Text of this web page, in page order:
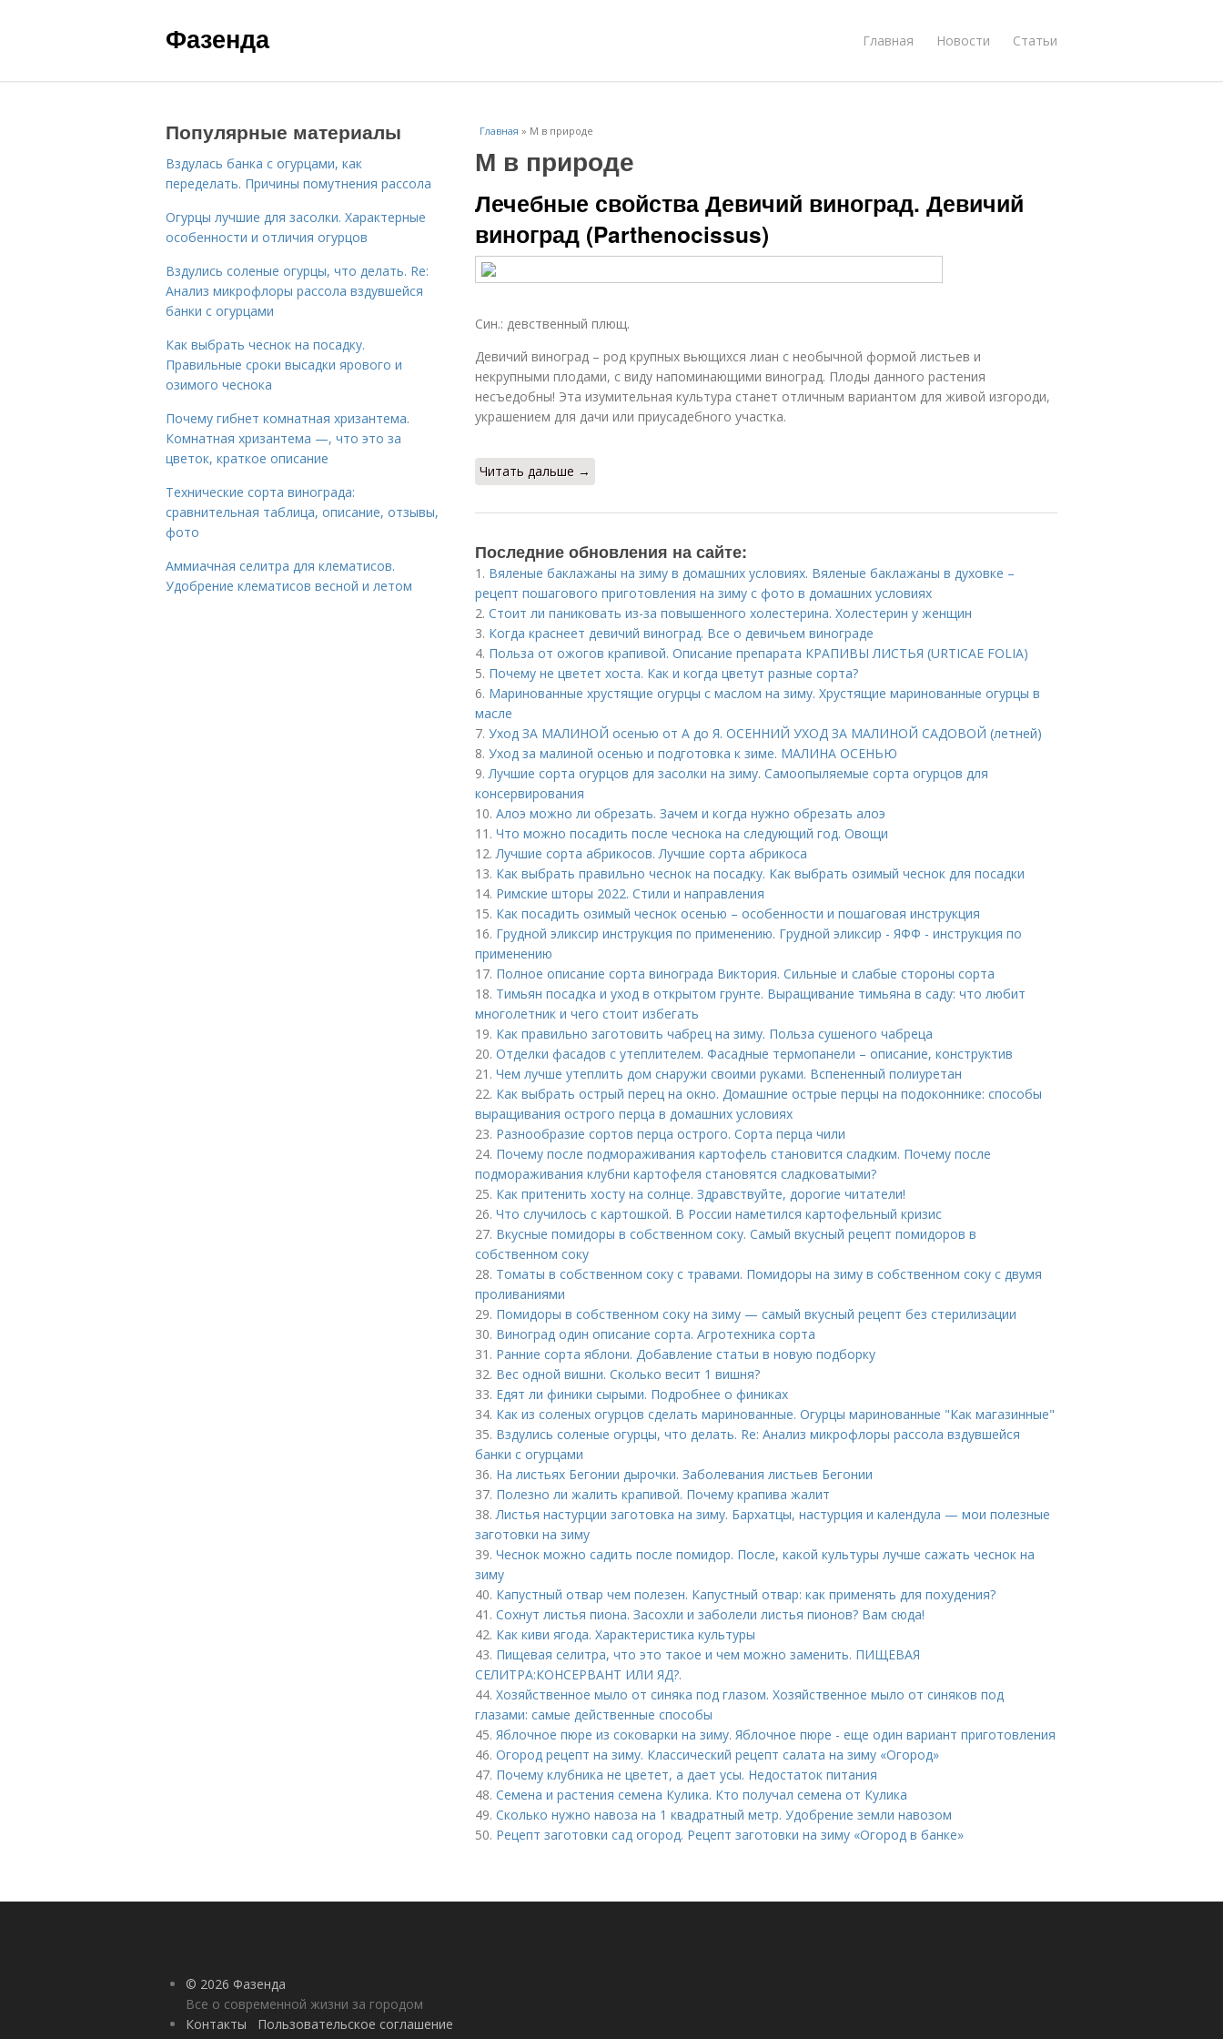
Фазенда Главная Новости Статьи
Главная » М в природе
М в природе
Лечебные свойства Девичий виноград. Девичий
виноград (Parthenocissus)
Син.: девственный плющ.
Девичий виноград – род крупных вьющихся лиан с необычной формой листьев и
некрупными плодами, с виду напоминающими виноград. Плоды данного растения
несъедобны! Эта изумительная культура станет отличным вариантом для живой изгороди,
украшением для дачи или приусадебного участка.
Читать дальше →
Последние обновления на сайте:
1. Вяленые баклажаны на зиму в домашних условиях. Вяленые баклажаны в духовке –
рецепт пошагового приготовления на зиму с фото в домашних условиях
2. Стоит ли паниковать из-за повышенного холестерина. Холестерин у женщин
3. Когда краснеет девичий виноград. Все о девичьем винограде
4. Польза от ожогов крапивой. Описание препарата КРАПИВЫ ЛИСТЬЯ (URTICAE FOLIA)
5. Почему не цветет хоста. Как и когда цветут разные сорта?
6. Маринованные хрустящие огурцы с маслом на зиму. Хрустящие маринованные огурцы в
масле
7. Уход ЗА МАЛИНОЙ осенью от А до Я. ОСЕННИЙ УХОД ЗА МАЛИНОЙ САДОВОЙ (летней)
8. Уход за малиной осенью и подготовка к зиме. МАЛИНА ОСЕНЬЮ
9.Лучшие сорта огурцов для засолки на зиму. Самоопыляемые сорта огурцов для
консервирования
10. Алоэ можно ли обрезать. Зачем и когда нужно обрезать алоэ
11. Что можно посадить после чеснока на следующий год. Овощи
12.Лучшие сорта абрикосов. Лучшие сорта абрикоса
13. Как выбрать правильно чеснок на посадку. Как выбрать озимый чеснок для посадки
14. Римские шторы 2022. Стили и направления
15. Как посадить озимый чеснок осенью – особенности и пошаговая инструкция
16. Грудной эликсир инструкция по применению. Грудной эликсир - ЯФФ - инструкция по
применению
17. Полное описание сорта винограда Виктория. Сильные и слабые стороны сорта
18. Тимьян посадка и уход в открытом грунте. Выращивание тимьяна в саду: что любит
многолетник и чего стоит избегать
19. Как правильно заготовить чабрец на зиму. Польза сушеного чабреца
20. Отделки фасадов с утеплителем. Фасадные термопанели – описание, конструктив
21. Чем лучше утеплить дом снаружи своими руками. Вспененный полиуретан
22. Как выбрать острый перец на окно. Домашние острые перцы на подоконнике: способы
выращивания острого перца в домашних условиях
23. Разнообразие сортов перца острого. Сорта перца чили
24. Почему после подмораживания картофель становится сладким. Почему после
подмораживания клубни картофеля становятся сладковатыми?
25. Как притенить хосту на солнце. Здравствуйте, дорогие читатели!
26. Что случилось с картошкой. В России наметился картофельный кризис
27. Вкусные помидоры в собственном соку. Самый вкусный рецепт помидоров в
собственном соку
28. Томаты в собственном соку с травами. Помидоры на зиму в собственном соку с двумя
проливаниями
29. Помидоры в собственном соку на зиму — самый вкусный рецепт без стерилизации
30. Виноград один описание сорта. Агротехника сорта
31. Ранние сорта яблони. Добавление статьи в новую подборку
32. Вес одной вишни. Сколько весит 1 вишня?
33. Едят ли финики сырыми. Подробнее о финиках
34. Как из соленых огурцов сделать маринованные. Огурцы маринованные "Как магазинные"
35. Вздулись соленые огурцы, что делать. Re: Анализ микрофлоры рассола вздувшейся
банки с огурцами
36. На листьях Бегонии дырочки. Заболевания листьев Бегонии
37. Полезно ли жалить крапивой. Почему крапива жалит
38.Листья настурции заготовка на зиму. Бархатцы, настурция и календула — мои полезные
заготовки на зиму
39. Чеснок можно садить после помидор. После, какой культуры лучше сажать чеснок на
зиму
40. Капустный отвар чем полезен. Капустный отвар: как применять для похудения?
41. Сохнут листья пиона. Засохли и заболели листья пионов? Вам сюда!
42. Как киви ягода. Характеристика культуры
43. Пищевая селитра, что это такое и чем можно заменить. ПИЩЕВАЯ
СЕЛИТРА:КОНСЕРВАНТ ИЛИ ЯД?.
44. Хозяйственное мыло от синяка под глазом. Хозяйственное мыло от синяков под
глазами: самые действенные способы
45. Яблочное пюре из соковарки на зиму. Яблочное пюре - еще один вариант приготовления
46. Огород рецепт на зиму. Классический рецепт салата на зиму «Огород»
47. Почему клубника не цветет, а дает усы. Недостаток питания
48. Семена и растения семена Кулика. Кто получал семена от Кулика
49. Сколько нужно навоза на 1 квадратный метр. Удобрение земли навозом
50. Рецепт заготовки сад огород. Рецепт заготовки на зиму «Огород в банке»
Популярные материалы
Вздулась банка с огурцами, как
переделать. Причины помутнения рассола
Огурцы лучшие для засолки. Характерные
особенности и отличия огурцов
Вздулись соленые огурцы, что делать. Re:
Анализ микрофлоры рассола вздувшейся
банки с огурцами
Как выбрать чеснок на посадку.
Правильные сроки высадки ярового и
озимого чеснока
Почему гибнет комнатная хризантема.
Комнатная хризантема —, что это за
цветок, краткое описание
Технические сорта винограда:
сравнительная таблица, описание, отзывы,
фото
Аммиачная селитра для клематисов.
Удобрение клематисов весной и летом
© 2026 Фазенда
Все о современной жизни за городом
Контакты
Пользовательское соглашение